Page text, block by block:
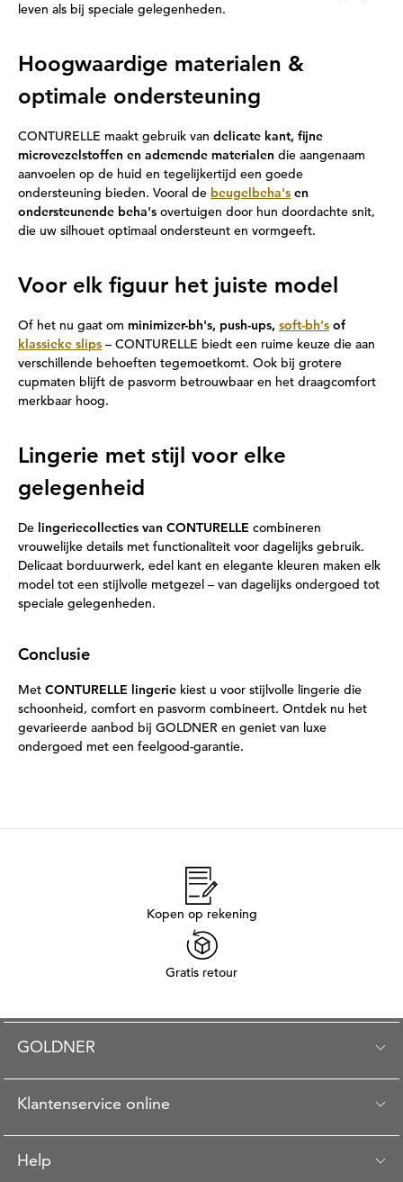
leven als bij speciale gelegenheden.
Hoogwaardige materialen &
optimale ondersteuning
CONTURELLE maakt gebruik van delicate kant, fijne
microvezelstoffen en ademende materialen die aangenaam
aanvoelen op de huid en tegelijkertijd een goede
ondersteuning bieden. Vooral de beugelbeha's en
ondersteunende beha's overtuigen door hun doordachte snit,
die uw silhouet optimaal ondersteunt en vormgeeft.
Voor elk figuur het juiste model
Of het nu gaat om minimizer-bh's, push-ups, soft-bh's of
klassieke slips – CONTURELLE biedt een ruime keuze die aan
verschillende behoeften tegemoetkomt. Ook bij grotere
cupmaten blijft de pasvorm betrouwbaar en het draagcomfort
merkbaar hoog.
Lingerie met stijl voor elke
gelegenheid
De lingeriecollecties van CONTURELLE combineren
vrouwelijke details met functionaliteit voor dagelijks gebruik.
Delicaat borduurwerk, edel kant en elegante kleuren maken elk
model tot een stijlvolle metgezel – van dagelijks ondergoed tot
speciale gelegenheden.
Conclusie
Met CONTURELLE lingerie kiest u voor stijlvolle lingerie die
schoonheid, comfort en pasvorm combineert. Ontdek nu het
gevarieerde aanbod bij GOLDNER en geniet van luxe
ondergoed met een feelgood-garantie.
Kopen op rekening
Gratis retour
GOLDNER
Klantenservice online
Help